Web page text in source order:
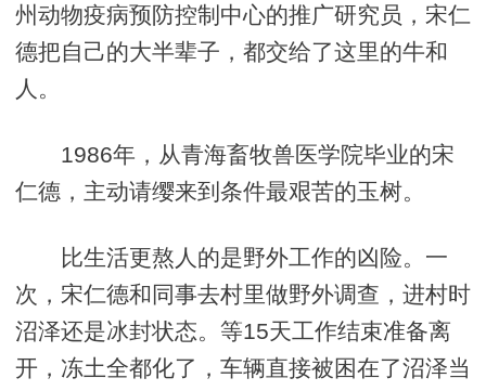
州动物疫病预防控制中心的推广研究员，宋仁
德把自己的大半辈子，都交给了这里的牛和
人。
1986年，从青海畜牧兽医学院毕业的宋
仁德，主动请缨来到条件最艰苦的玉树。
比生活更熬人的是野外工作的凶险。一
次，宋仁德和同事去村里做野外调查，进村时
沼泽还是冰封状态。等15天工作结束准备离
开，冻土全都化了，车辆直接被困在了沼泽当